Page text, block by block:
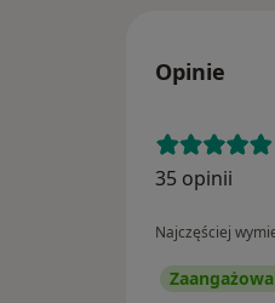
Opinie
35 opinii
Najczęściej